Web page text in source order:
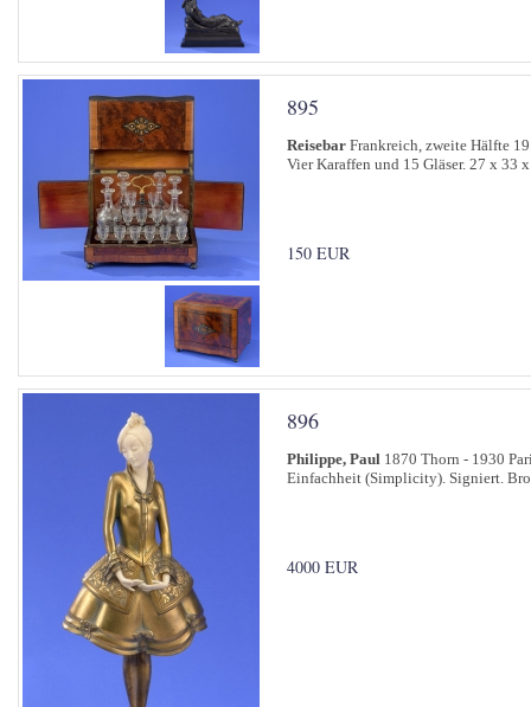
895
Reisebar Frankreich, zweite Hälfte
Vier Karaffen und 15 Gläser. 27 x 33
150 EUR
896
Philippe, Paul 1870 Thorn - 1930
Einfachheit (Simplicity). Signiert.
4000 EUR